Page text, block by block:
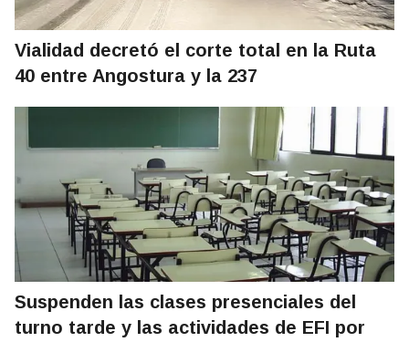
Vialidad decretó el corte total en la Ruta
40 entre Angostura y la 237
Suspenden las clases presenciales del
turno tarde y las actividades de EFI por